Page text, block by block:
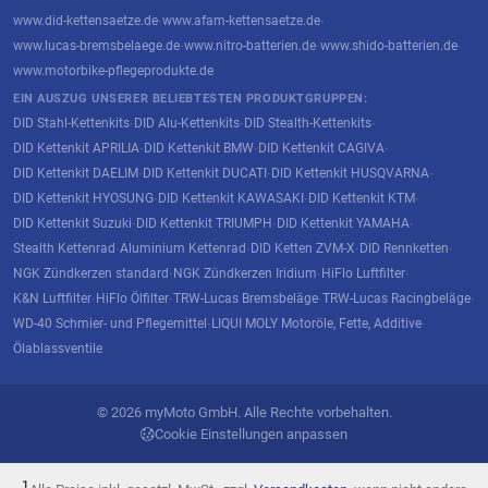
werden, wenn sie einmal entfernt wurde, ansonsten könnten die
eingeschlossenen Gase in der Batterie explodieren. Um auch an
anderen Stellen das Eindringen von Gasen zu verhindern, stellen Sie
sicher, dass der Entlüftungsschlauch keinen Knick hat und nicht
blockiert ist.
Immer Schutzbekleidung für Augen, Hände und Körper tragen.
Sofort Augen auswaschen, die mit Säure in Berührung gekommen
sind, um sie zu neutralisieren und einen Arzt konsultieren.
BITTE BEACHTET AUCH UNSERE SICHERHEITSHINWEISE
www.did-kettensaetze.de·www.afam-kettensaetze.de·
www.lucas-bremsbelaege.de·www.nitro-batterien.de·www.shido-batterien.de·
www.motorbike-pflegeprodukte.de
EIN AUSZUG UNSERER BELIEBTESTEN PRODUKTGRUPPEN:
DID Stahl-Kettenkits· DID Alu-Kettenkits· DID Stealth-Kettenkits·
DID Kettenkit APRILIA· DID Kettenkit BMW· DID Kettenkit CAGIVA·
DID Kettenkit DAELIM· DID Kettenkit DUCATI· DID Kettenkit HUSQVARNA·
DID Kettenkit HYOSUNG· DID Kettenkit KAWASAKI· DID Kettenkit KTM·
DID Kettenkit Suzuki· DID Kettenkit TRIUMPH· DID Kettenkit YAMAHA·
Stealth Kettenrad·Aluminium Kettenrad· DID Ketten ZVM-X· DID Rennketten·
NGK Zündkerzen standard· NGK Zündkerzen Iridium· HiFlo Luftfilter·
K&N Luftfilter· HiFlo Ölfilter·TRW-Lucas Bremsbeläge·TRW-Lucas Racingbeläge·
WD-40 Schmier- und Pflegemittel· LIQUI MOLY Motoröle, Fette, Additive·
Ölablassventile
© 2026 myMoto GmbH. Alle Rechte vorbehalten.
Cookie Einstellungen anpassen